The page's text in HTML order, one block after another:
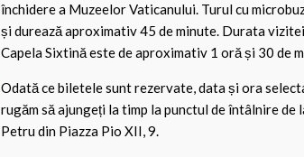
închidere a Muzeelor Vaticanului. Turul cu
și durează aproximativ 45 de minute. Durata
Capela Sixtină este de aproximativ 1 oră și 30 de
Odată ce biletele sunt rezervate, data și ora
rugăm să ajungeți la timp la punctul de întâlnire de
Petru din Piazza Pio XII, 9.